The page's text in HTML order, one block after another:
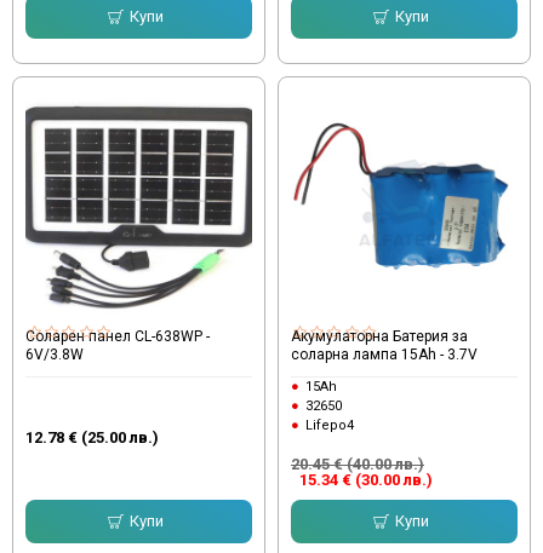
Купи Купи
Соларен панел CL-638WP -
6V/3.8W
12.78 € (25.00 лв.)
Купи
Акумулаторна Батерия за
соларна лампа 15Ah - 3.7V
15Ah
32650
Lifepo4
15.34 € (30.00 лв.)
20.45 € (40.00 лв.)
Купи